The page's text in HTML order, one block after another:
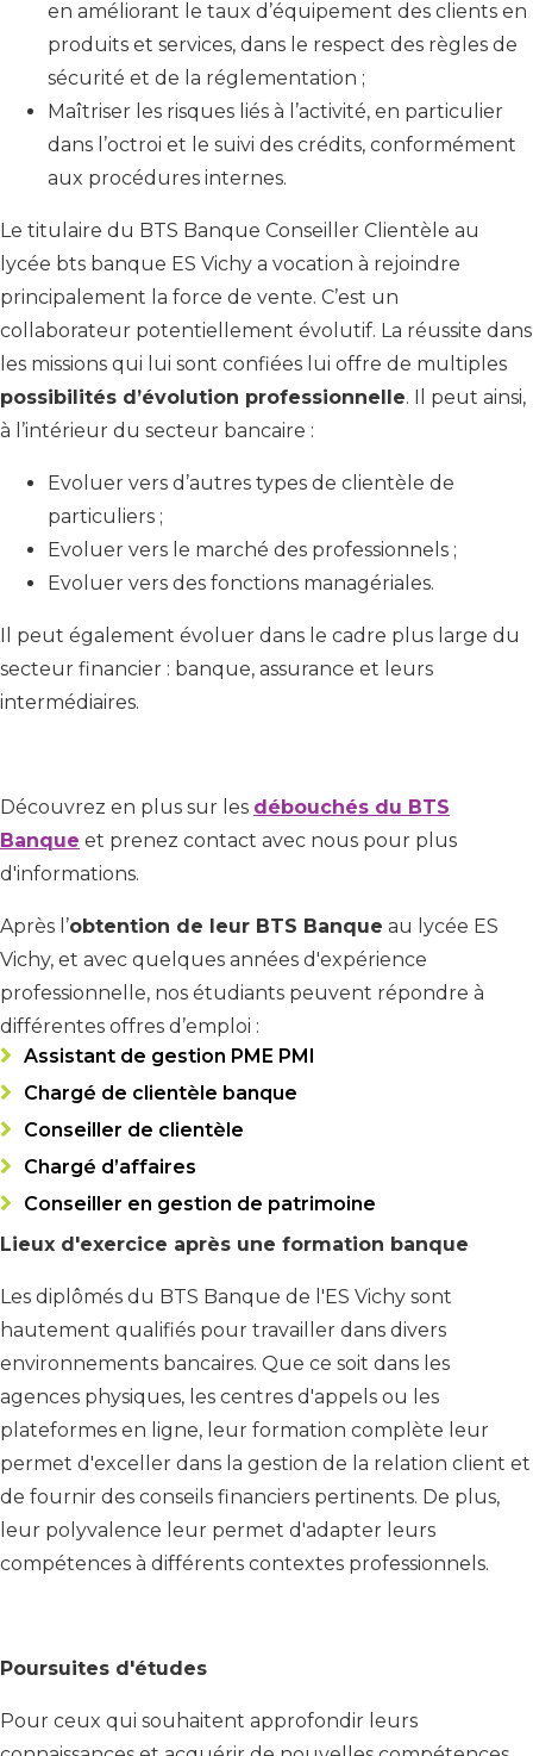
en améliorant le taux d’équipement des clients en
produits et services, dans le respect des règles de
sécurité et de la réglementation ;
Maîtriser les risques liés à l’activité, en particulier
dans l’octroi et le suivi des crédits, conformément
aux procédures internes.
Le titulaire du BTS Banque Conseiller Clientèle au
lycée bts banque ES Vichy a vocation à rejoindre
principalement la force de vente. C’est un
collaborateur potentiellement évolutif. La réussite dans
les missions qui lui sont confiées lui offre de multiples
possibilités d’évolution professionnelle. Il peut ainsi,
à l’intérieur du secteur bancaire :
Evoluer vers d’autres types de clientèle de
particuliers ;
Evoluer vers le marché des professionnels ;
Evoluer vers des fonctions managériales.
Il peut également évoluer dans le cadre plus large du
secteur financier : banque, assurance et leurs
intermédiaires.
Découvrez en plus sur les débouchés du BTS
Banque et prenez contact avec nous pour plus
d'informations.
Après l’obtention de leur BTS Banque au lycée ES
Vichy, et avec quelques années d'expérience
professionnelle, nos étudiants peuvent répondre à
différentes offres d’emploi :
Assistant de gestion PME PMI
Chargé de clientèle banque
Conseiller de clientèle
Chargé d’affaires
Conseiller en gestion de patrimoine
Lieux d'exercice après une formation banque
Les diplômés du BTS Banque de l'ES Vichy sont
hautement qualifiés pour travailler dans divers
environnements bancaires. Que ce soit dans les
agences physiques, les centres d'appels ou les
plateformes en ligne, leur formation complète leur
permet d'exceller dans la gestion de la relation client et
de fournir des conseils financiers pertinents. De plus,
leur polyvalence leur permet d'adapter leurs
compétences à différents contextes professionnels.
Poursuites d'études
Pour ceux qui souhaitent approfondir leurs